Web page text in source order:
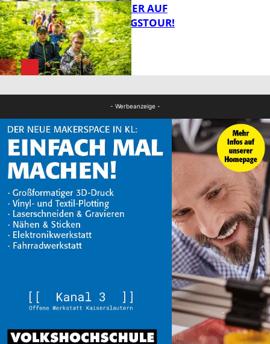
FB News
MIT DEM JÄGER AUF
ENTDECKUNGSTOUR!
- Werbeanzeige -